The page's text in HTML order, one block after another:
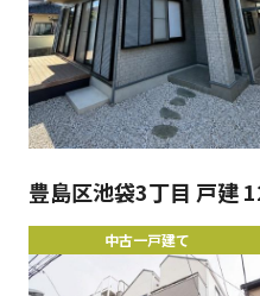
豊島区池袋3丁目 戸建
中古一戸建て